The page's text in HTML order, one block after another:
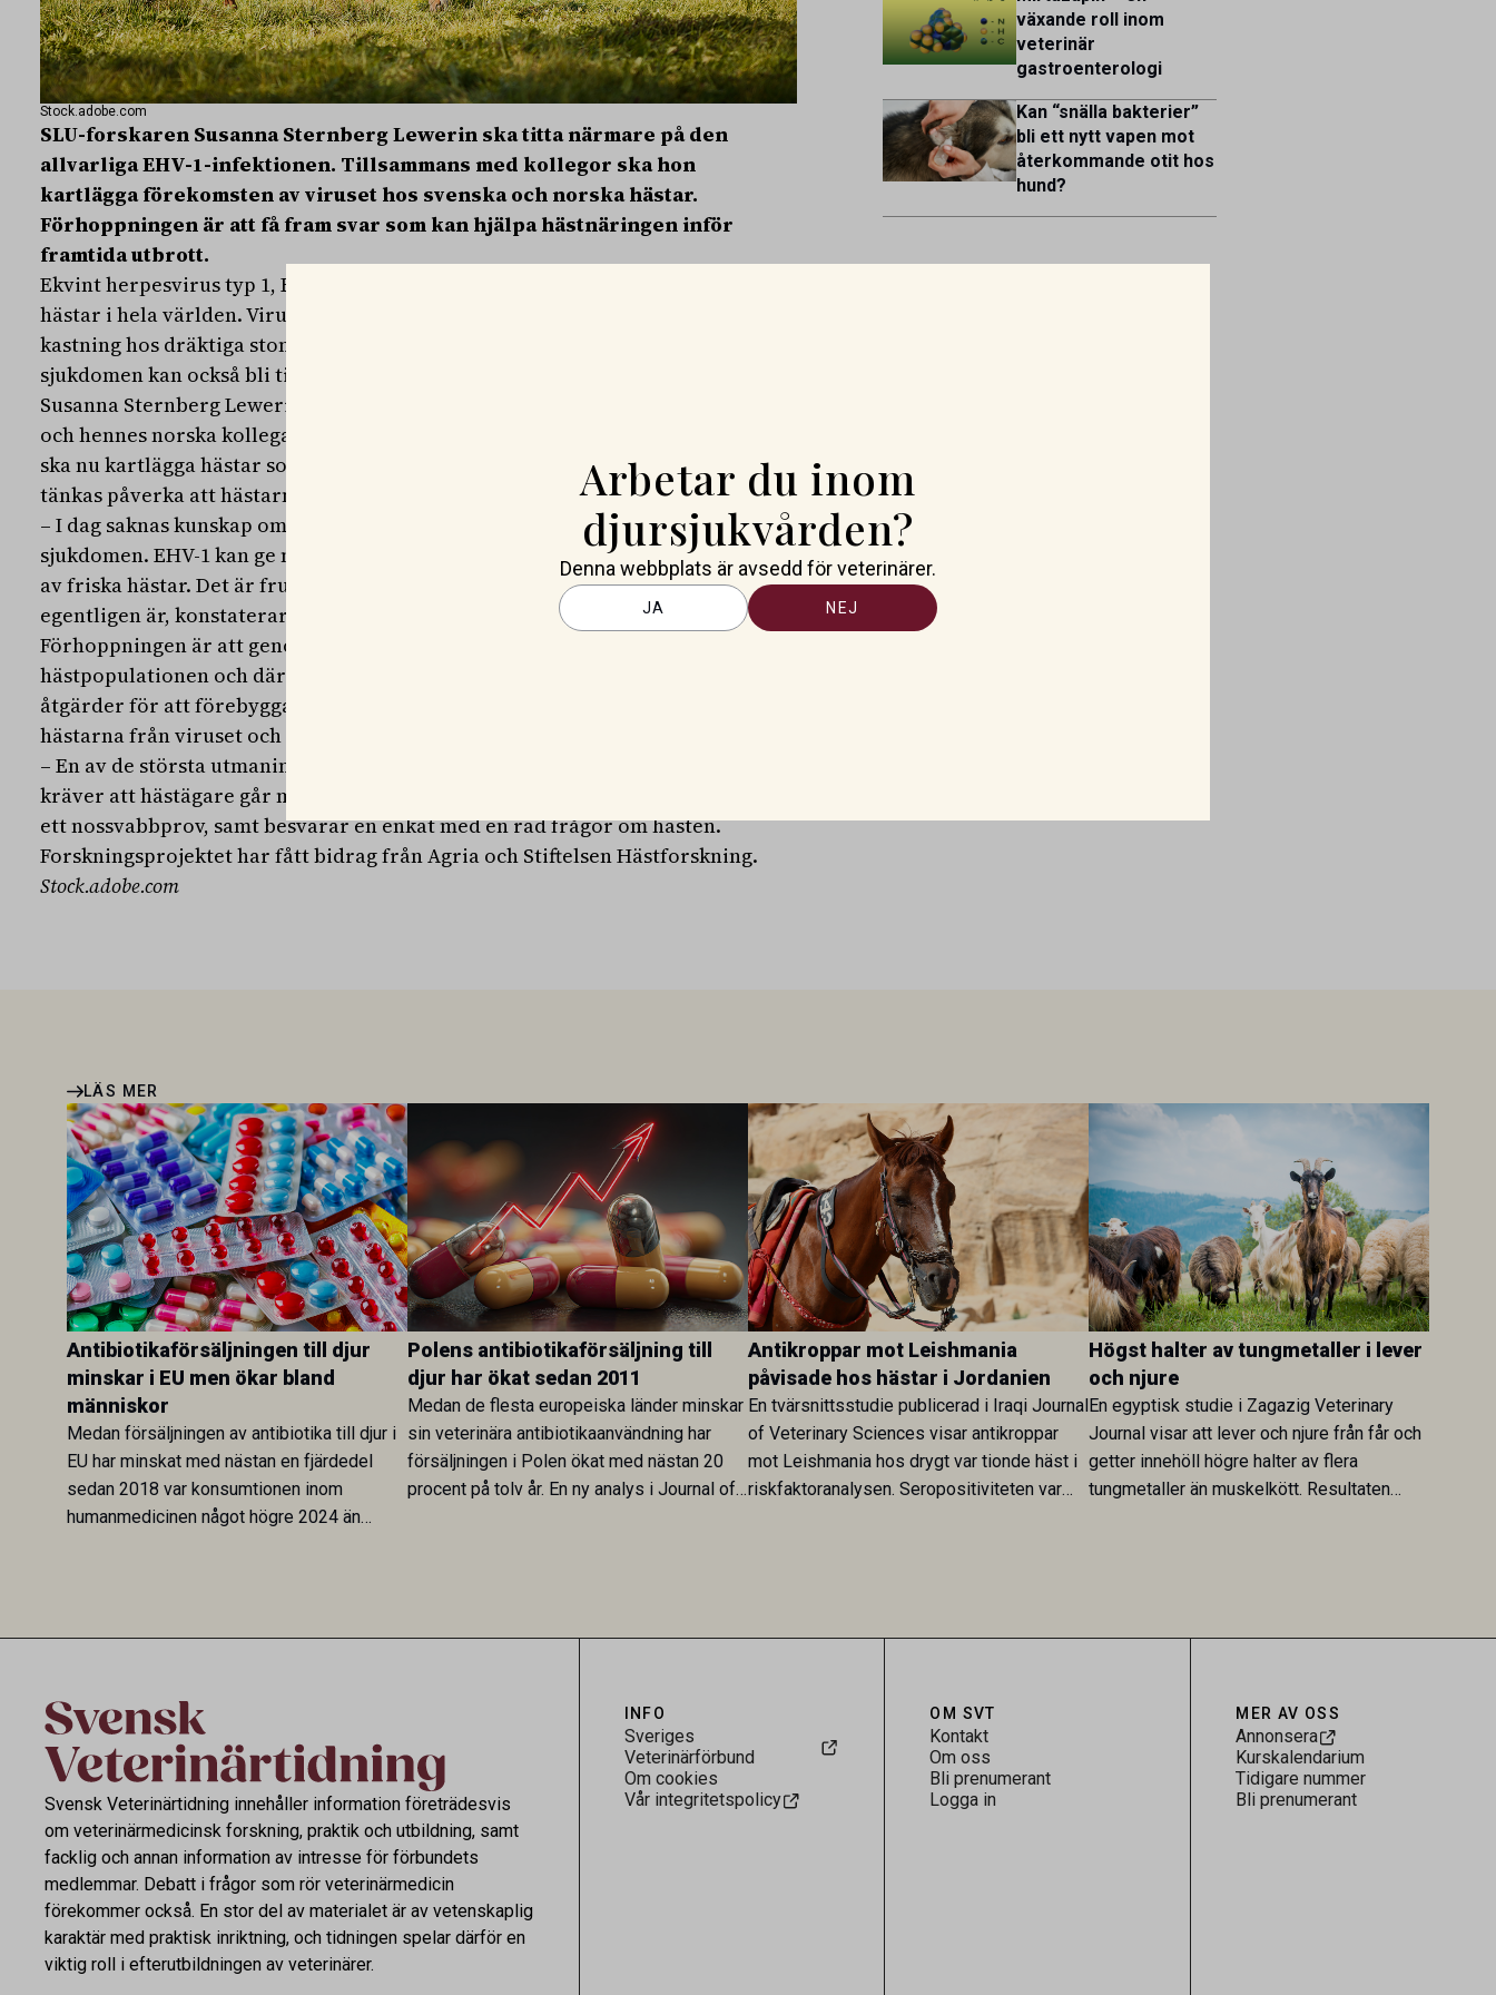
Stock.adobe.com
SLU-forskaren Susanna Sternberg Lewerin ska titta närmare på den
allvarliga EHV-1-infektionen. Tillsammans med kollegor ska hon
kartlägga förekomsten av viruset hos svenska och norska hästar.
Förhoppningen är att få fram svar som kan hjälpa hästnäringen inför
framtida utbrott.
Ekvint herpesvirus typ 1, EHV-1 som även kallas abortvirus, förekommer bland
hästar i hela världen. Viruset ger förkylningssymtom, men kan också orsaka
kastning hos dräktiga ston. Hästar som drabbas av den neurologiska formen av
sjukdomen kan också bli tillfälligt förlamade.
Susanna Sternberg Lewerin, professor i epizootologi och smittskydd på SLU,
och hennes norska kollega Cecilia Wolff från Norwegian Veterinary Institute,
ska nu kartlägga hästar som infekterats med EHV-1 och undersöka vad som kan
tänkas påverka att hästarna smittats.
– I dag saknas kunskap om vad vi kan göra för att förebygga smittan och
sjukdomen. EHV-1 kan ge mycket allvarliga sjukdomsutbrott, men också bäras
av friska hästar. Det är frustrerande att vi inte vet mer om hur utbredd smittan
egentligen är, konstaterar Susanna Sternberg Lewerin.
Förhoppningen är att genom projektet få bättre insikt i hur smittan beter sig i
hästpopulationen och därmed få fram resultat som kan användas som råd och
åtgärder för att förebygga smitta och sjukdom. Allt för att bättre kunna skydda
hästarna från viruset och minska framtida utbrott.
– En av de största utmaningarna blir att få ihop tillräckligt med prover. Det
kräver att hästägare går med på att deras hästar provtas med ett blodprov och
ett nossvabbprov, samt besvarar en enkät med en rad frågor om hästen.
Forskningsprojektet har fått bidrag från Agria och Stiftelsen Hästforskning.
Stock.adobe.com
växande roll inom
veterinär
gastroenterologi
Kan “snälla bakterier”
bli ett nytt vapen mot
återkommande otit hos
hund?
LÄS MER
Antibiotikaförsäljningen till djur
minskar i EU men ökar bland
människor
Medan försäljningen av antibiotika till djur i
EU har minskat med nästan en fjärdedel
sedan 2018 var konsumtionen inom
humanmedicinen något högre 2024 än
Polens antibiotikaförsäljning till
djur har ökat sedan 2011
Medan de flesta europeiska länder minskar
sin veterinära antibiotikaanvändning har
försäljningen i Polen ökat med nästan 20
procent på tolv år. En ny analys i Journal of
Antikroppar mot Leishmania
påvisade hos hästar i Jordanien
En tvärsnittsstudie publicerad i Iraqi Journal
of Veterinary Sciences visar antikroppar
mot Leishmania hos drygt var tionde häst i
riskfaktoranalysen. Seropositiviteten var
Högst halter av tungmetaller i lever
och njure
En egyptisk studie i Zagazig Veterinary
Journal visar att lever och njure från får och
getter innehöll högre halter av flera
tungmetaller än muskelkött. Resultaten
Svensk Veterinärtidning innehåller information företrädesvis
om veterinärmedicinsk forskning, praktik och utbildning, samt
facklig och annan information av intresse för förbundets
medlemmar. Debatt i frågor som rör veterinärmedicin
förekommer också. En stor del av materialet är av vetenskaplig
karaktär med praktisk inriktning, och tidningen spelar därför en
viktig roll i efterutbildningen av veterinärer.
INFO
Sveriges
Veterinärförbund
Om cookies
Vår integritetspolicy
OM SVT
Kontakt
Om oss
Bli prenumerant
Logga in
MER AV OSS
Annonsera
Kurskalendarium
Tidigare nummer
Bli prenumerant
Arbetar du inom
djursjukvården?
Denna webbplats är avsedd för veterinärer.
JA NEJ